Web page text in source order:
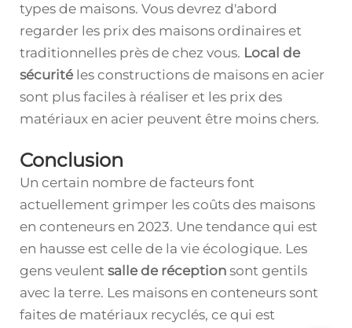
types de maisons. Vous devrez d'abord
regarder les prix des maisons ordinaires et
traditionnelles près de chez vous. Local de
sécurité les constructions de maisons en acier
sont plus faciles à réaliser et les prix des
matériaux en acier peuvent être moins chers.
Conclusion
Un certain nombre de facteurs font
actuellement grimper les coûts des maisons
en conteneurs en 2023. Une tendance qui est
en hausse est celle de la vie écologique. Les
gens veulent salle de réception sont gentils
avec la terre. Les maisons en conteneurs sont
faites de matériaux recyclés, ce qui est